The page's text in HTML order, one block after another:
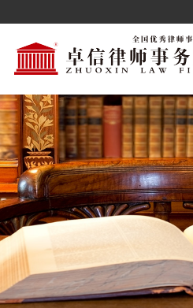
卓信简介
卓信文化
价值观
荣誉奖项
全部
保险
不良资产
财税
电子商务
房地产
雇佣与劳动
互联网与高新技术
卓信香港
ADVOC
TAGLaw
卓信动态
热点点评
校园招聘
社会招聘
联系我们
在线留言